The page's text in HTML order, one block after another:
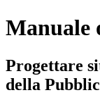
Manuale
Progettare
della